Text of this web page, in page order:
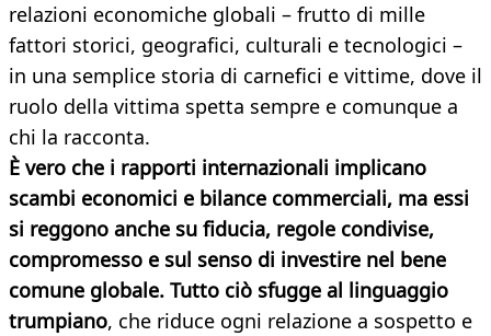
relazioni economiche globali – frutto di mille
fattori storici, geografici, culturali e tecnologici –
in una semplice storia di carnefici e vittime, dove il
ruolo della vittima spetta sempre e comunque a
chi la racconta.
È vero che i rapporti internazionali implicano
scambi economici e bilance commerciali, ma essi
si reggono anche su fiducia, regole condivise,
compromesso e sul senso di investire nel bene
comune globale. Tutto ciò sfugge al linguaggio
trumpiano, che riduce ogni relazione a sospetto e